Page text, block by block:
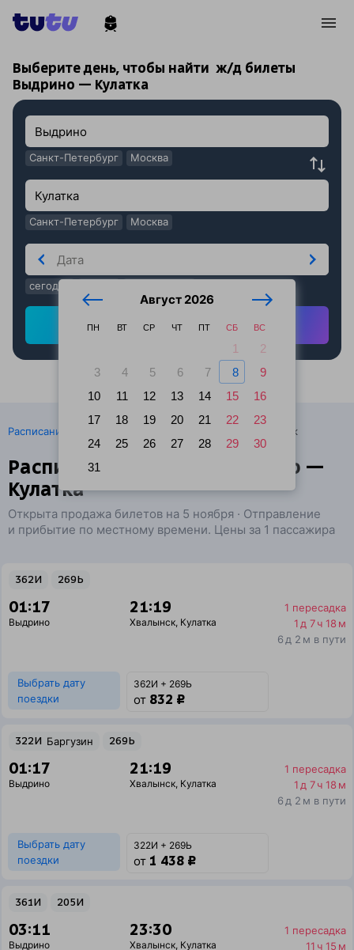
Выберите день, чтобы найти ж/д билеты
Выдрино — Кулатка
Санкт-Петербург Москва
Санкт-Петербург Москва
Август 2026
ПН ВТ СР ЧТ ПТ СБ ВС
1
2
3
4 5 6 7 8
9
10
11 12 13 14 15
16
17
18 19 20 21 22
23
24
25 26 27 28 29
30
31
сегодня
Найти ж/д билеты
Расписание поездов Ж/д билеты Выдрино → Хвалынск
Расписание поездов Выдрино —
Кулатка
Открыта продажа билетов на 5 ноября · Отправление
и прибытие по местному времени. Цены за 1 пассажира
362И 269Ь
01:17
Выдрино
21:19
Хвалынск, Кулатка
1 пересадка
1 д 7 ч 18 м
6 д 2 м в пути
Выбрать дату
поездки
362И + 269Ь
от 832 ₽
322И Баргузин 269Ь
01:17
Выдрино
21:19
Хвалынск, Кулатка
1 пересадка
1 д 7 ч 18 м
6 д 2 м в пути
Выбрать дату
поездки
322И + 269Ь
от 1 438 ₽
361И 205И
03:11
Выдрино
23:30
Хвалынск, Кулатка
1 пересадка
11 ч 15 м